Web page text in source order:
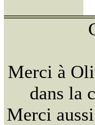
Merci à
dans la
Merci